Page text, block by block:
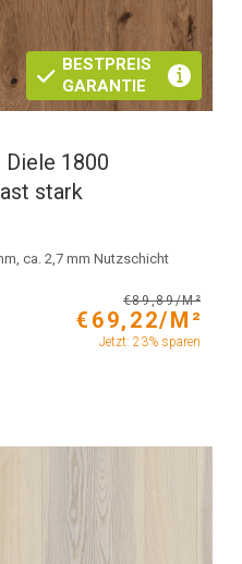
BESTPREIS
GARANTIE
1800
stark
ca. 2,7 mm Nutzschicht
€89,89/M²
€69,22/M²
Jetzt: 23% sparen